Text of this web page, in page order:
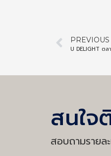
PREVIOUS
U DELIGHT ต
สนใ
สอบถามรายล